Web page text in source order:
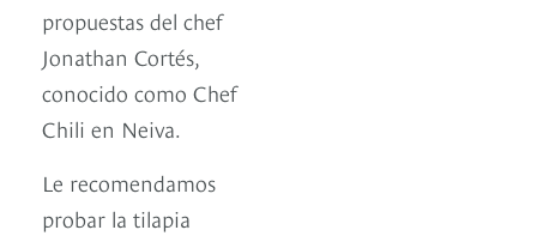
propuestas del chef
Jonathan Cortés,
conocido como Chef
Chili en Neiva.
Le recomendamos
probar la tilapia